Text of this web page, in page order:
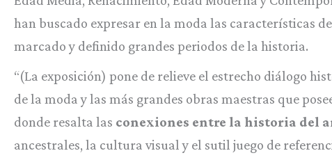
han buscado expresar en la moda las características
marcado y definido grandes periodos de la historia.
“(La exposición) pone de relieve el estrecho diálogo
de la moda y las más grandes obras maestras que
donde resalta las conexiones entre la historia del
ancestrales, la cultura visual y el sutil juego de